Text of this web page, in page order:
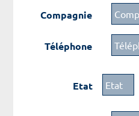
Compagnie
Téléphone
Etat